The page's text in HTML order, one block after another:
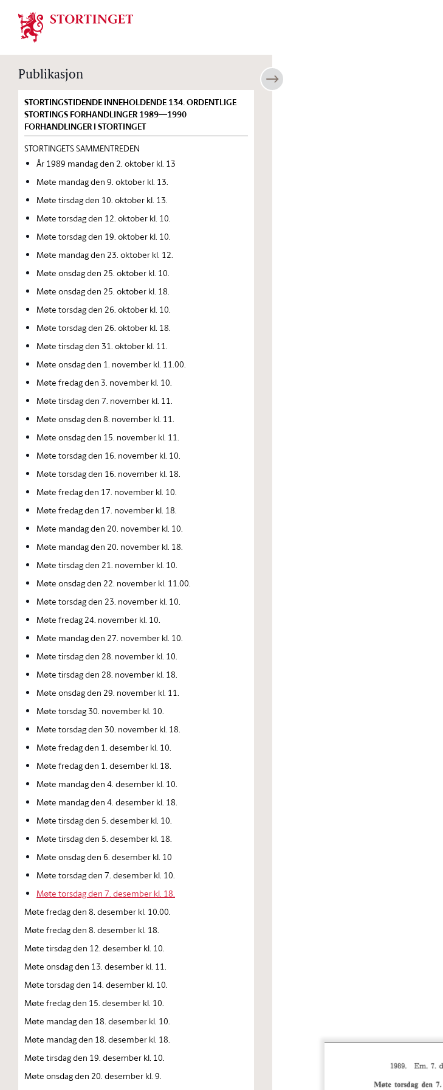
Stortinget.no
Publikasjon
STORTINGSTIDENDE INNEHOLDENDE 134. ORDENTLIGE
STORTINGS FORHANDLINGER 1989—1990
FORHANDLINGER I STORTINGET
STORTINGETS SAMMENTREDEN
År 1989 mandag den 2. oktober kl. 13
Møte mandag den 9. oktober kl. 13.
Møte tirsdag den 10. oktober kl. 13.
Møte torsdag den 12. oktober kl. 10.
Møte torsdag den 19. oktober kl. 10.
Møte mandag den 23. oktober kl. 12.
Møte onsdag den 25. oktober kl. 10.
Møte onsdag den 25. oktober kl. 18.
Møte torsdag den 26. oktober kl. 10.
Møte torsdag den 26. oktober kl. 18.
Møte tirsdag den 31. oktober kl. 11.
Møte onsdag den 1. november kl. 11.00.
Møte fredag den 3. november kl. 10.
Møte tirsdag den 7. november kl. 11.
Møte onsdag den 8. november kl. 11.
Møte onsdag den 15. november kl. 11.
Møte torsdag den 16. november kl. 10.
Møte torsdag den 16. november kl. 18.
Møte fredag den 17. november kl. 10.
Møte fredag den 17. november kl. 18.
Møte mandag den 20. november kl. 10.
Møte mandag den 20. november kl. 18.
Møte tirsdag den 21. november kl. 10.
Møte onsdag den 22. november kl. 11.00.
Møte torsdag den 23. november kl. 10.
Møte fredag 24. november kl. 10.
Møte mandag den 27. november kl. 10.
Møte tirsdag den 28. november kl. 10.
Møte tirsdag den 28. november kl. 18.
Møte onsdag den 29. november kl. 11.
Møte torsdag 30. november kl. 10.
Møte torsdag den 30. november kl. 18.
Møte fredag den 1. desember kl. 10.
Møte fredag den 1. desember kl. 18.
Møte mandag den 4. desember kl. 10.
Møte mandag den 4. desember kl. 18.
Møte tirsdag den 5. desember kl. 10.
Møte tirsdag den 5. desember kl. 18.
Møte onsdag den 6. desember kl. 10
Møte torsdag den 7. desember kl. 10.
Møte torsdag den 7. desember kl. 18.
Møte fredag den 8. desember kl. 10.00.
Møte fredag den 8. desember kl. 18.
Møte tirsdag den 12. desember kl. 10.
Møte onsdag den 13. desember kl. 11.
Møte torsdag den 14. desember kl. 10.
Møte fredag den 15. desember kl. 10.
Møte mandag den 18. desember kl. 10.
Møte mandag den 18. desember kl. 18.
Møte tirsdag den 19. desember kl. 10.
Møte onsdag den 20. desember kl. 9.